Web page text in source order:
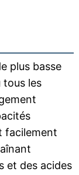
plus basse
tous les
facilement
et des acides